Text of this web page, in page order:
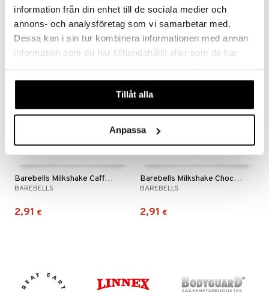
information från din enhet till de sociala medier och
annons- och analysföretag som vi samarbetar med.
Dessa kan i sin tur kombinera informationen med annan
information som du har tillhandahållit eller som de har
våra cookies vid fortsatt användande av vår webbplats.
Tillåt alla
Anpassa
2,91 € 2,09 € (2,49€)
Barebells Milkshake Caffe Caramello
BAREBELLS
2,91 €
Barebells Milkshake Chocolate
BAREBELLS
2,91 €